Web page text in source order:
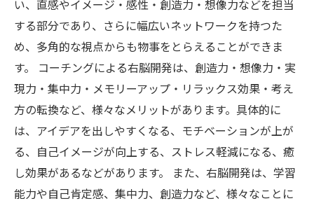
い、直感やイメージ・感性・創造力・想像力などを担当
する部分であり、さらに幅広いネットワークを持つた
め、多角的な視点からも物事をとらえることができま
す。 コーチングによる右脳開発は、創造力・想像力・実
現力・集中力・メモリーアップ・リラックス効果・考え
方の転換など、様々なメリットがあります。具体的に
は、アイデアを出しやすくなる、モチベーションが上が
る、自己イメージが向上する、ストレス軽減になる、癒
し効果があるなどがあります。 また、右脳開発は、学習
能力や自己肯定感、集中力、創造力など、様々なことに